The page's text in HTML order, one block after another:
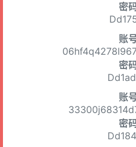
密码
账号
密码
账号
密码